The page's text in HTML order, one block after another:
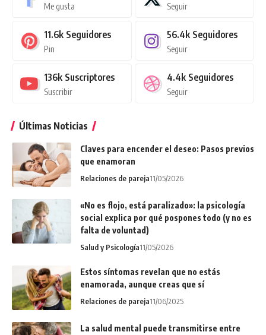
Me gusta Seguir
11.6k Seguidores
Pin
56.4k Seguidores
Seguir
136k Suscriptores
Suscribir
4.4k Seguidores
Seguir
Últimas Noticias
Claves para encender el deseo: Pasos previos
que enamoran
Relaciones de pareja11/05/2026
«No es flojo, está paralizado»: la psicología
social explica por qué pospones todo (y no es
falta de voluntad)
Salud y Psicología11/05/2026
Estos síntomas revelan que no estás
enamorada, aunque creas que sí
Relaciones de pareja11/06/2025
La salud mental puede transmitirse entre